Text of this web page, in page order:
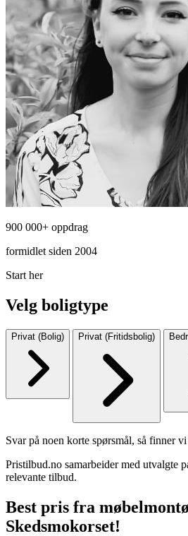
900 000+ oppdrag
formidlet siden 2004
Start her
Velg boligtype
Privat (Bolig) Privat (Fritidsbolig)
Svar på noen korte spørsmål, så finner
Pristilbud.no samarbeider med utvalgte
relevante tilbud.
Best pris fra
Skedsmokorset!